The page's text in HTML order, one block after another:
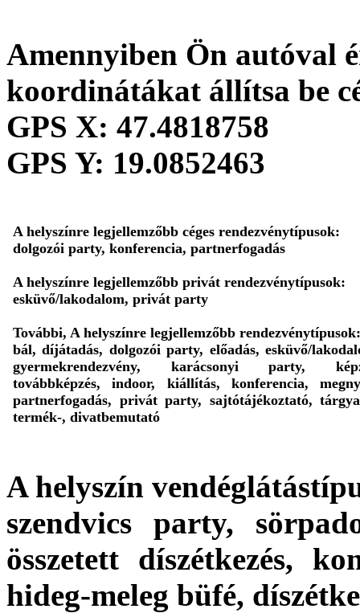
Amennyiben Ön autóval
koordinátákat állítsa be
GPS X: 47.4818758
GPS Y: 19.0852463
A helyszínre legjellemzőbb céges rendezvénytípusok:
dolgozói party, konferencia, partnerfogadás
A helyszínre legjellemzőbb privát rendezvénytípusok:
esküvő/lakodalom, privát party
További, A helyszínre legjellemzőbb rendezvénytípusok:
bál, díjátadás, dolgozói party, előadás, esküvő/
gyermekrendezvény, karácsonyi party,
továbbképzés, indoor, kiállítás, konferencia,
partnerfogadás, privát party, sajtótájékoztató,
termék-, divatbemutató
A helyszín
szendvics party,
összetett díszétkezés,
hideg-meleg büfé,